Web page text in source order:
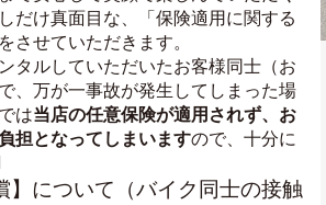
だけ真面目な、「保険適用に関する
させていただきます。
タルしていただいたお客様同士（お
、万が一事故が発生してしまった場
は当店の任意保険が適用されず、お
担となってしまいますので、十分に
】について（バイク同士の接触